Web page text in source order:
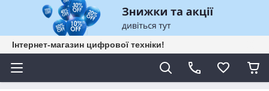
Інтернет-магазин цифрової техніки!